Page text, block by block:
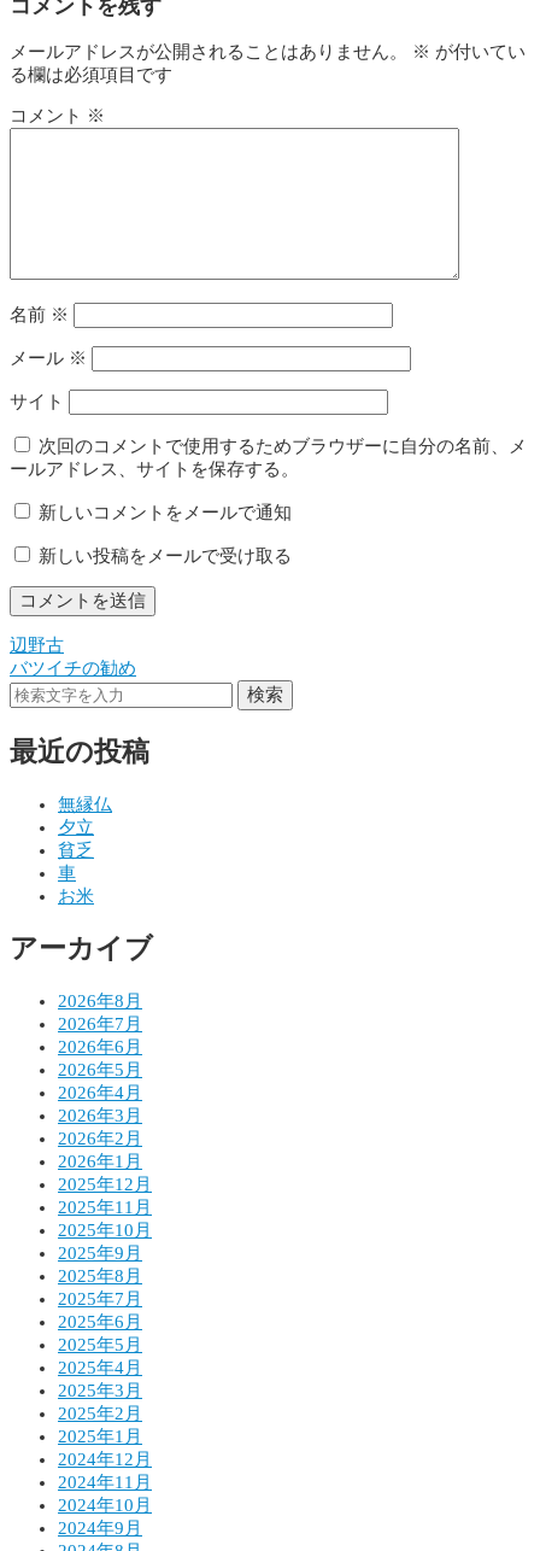
コメントを残す
メールアドレスが公開されることはありません。 ※ が付いてい
る欄は必須項目です
コメント ※
名前 ※
メール ※
サイト
次回のコメントで使用するためブラウザーに自分の名前、メ
ールアドレス、サイトを保存する。
新しいコメントをメールで通知
新しい投稿をメールで受け取る
投
稿
ビ
ン
辺野古
バツイチの勧め
検索
最近の投稿
無縁仏
夕立
貧乏
車
お米
アーカイブ
2026年8月
2026年7月
2026年6月
2026年5月
2026年4月
2026年3月
2026年2月
2026年1月
2025年12月
2025年11月
2025年10月
2025年9月
2025年8月
2025年7月
2025年6月
2025年5月
2025年4月
2025年3月
2025年2月
2025年1月
2024年12月
2024年11月
2024年10月
2024年9月